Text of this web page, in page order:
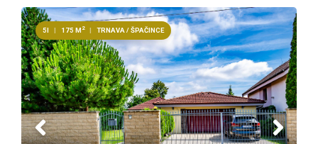
5I | 175 M 2 | TRNAVA / ŠPAČINCE